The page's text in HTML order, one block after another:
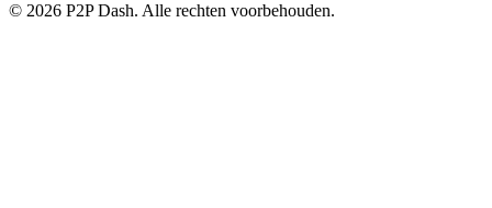
© 2026 P2P Dash. Alle rechten voorbehouden.